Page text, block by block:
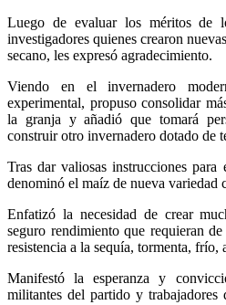
Luego de evaluar los méritos de
investigadores quienes crearon
secano, les expresó agradecimiento.
Viendo en el invernadero
experimental, propuso consolidar
la granja y añadió que tomará
construir otro invernadero dotado de
Tras dar valiosas instrucciones
denominó el maíz de nueva variedad
Enfatizó la necesidad de crear
seguro rendimiento que requieran
resistencia a la sequía, tormenta, frío,
Manifestó la esperanza y
militantes del partido y